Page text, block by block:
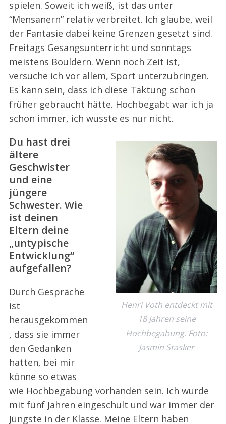
spielen. Soweit ich weiß, ist das unter
“Mensanern” relativ verbreitet. Ich glaube, weil
der Fantasie dabei keine Grenzen gesetzt sind.
Freitags Gesangsunterricht und sonntags
meistens Bouldern. Wenn noch Zeit ist,
versuche ich vor allem, Sport unterzubringen.
Es kann sein, dass ich diese Taktung schon
früher gebraucht hätte. Hochbegabt war ich ja
schon immer, ich wusste es nur nicht.
Henri Voth entdeckt mit
18 Jahren seine
Hochbegabung. Foto:
Jasmin Stasker
Du hast drei
ältere
Geschwister
und eine
jüngere
Schwester. Wie
ist deinen
Eltern deine
„untypische
Entwicklung“
aufgefallen?
Durch Gespräche
ist
herausgekommen
, dass sie immer
den Gedanken
hatten, bei mir
könne so etwas
wie Hochbegabung vorhanden sein. Ich wurde
mit fünf Jahren eingeschult und war immer der
Jüngste in der Klasse. Meine Eltern haben